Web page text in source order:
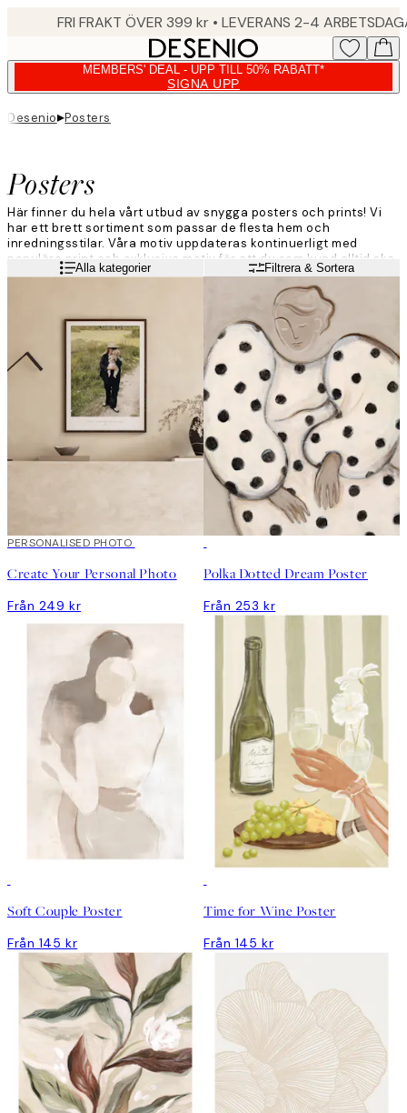
FRI FRAKT ÖVER 399 kr • LEVERANS 2-4
MEMBERS' DEAL - UPP TILL 50% RABATT*
SIGNA UPP
Desenio▸Posters
Posters
Här finner du hela vårt utbud av snygga posters och prints! Vi
har ett brett sortiment som passar de flesta hem och
inredningsstilar. Våra motiv uppdateras kontinuerligt med
populära print och exklusiva motiv för att du som kund alltid ska
hitta något som passar just dig. Ge dina väggar ett lyft och
Alla kategorier Filtrera & Sortera
Skapa konst
PERSONALISED PHOTO
Create Your Personal Photo
Från 249 kr
Polka Dotted Dream Poster
Från 253 kr
Soft Couple Poster
Från 145 kr
Time for Wine Poster
Från 145 kr